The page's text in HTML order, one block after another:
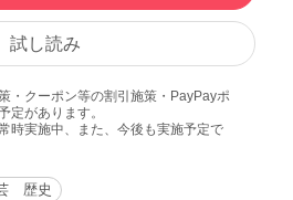
試し読み
・クーポン等の割引施策・PayPayポ
定があります。
時実施中、また、今後も実施予定で
歴史